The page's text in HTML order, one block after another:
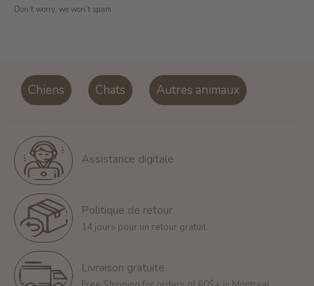
Don’t worry, we won’t spam
Chiens Chats Autres animaux
Assistance digitale
Politique de retour
14 jours pour un retour gratuit
Livraison gratuite